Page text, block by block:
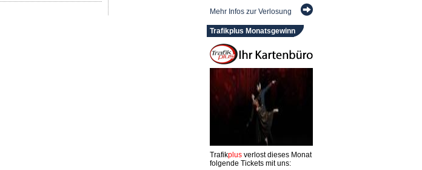
Mehr Infos zur Verlosung
Trafikplus Monatsgewinn
Trafikplusverlost dieses Monat
folgende Tickets mit uns: